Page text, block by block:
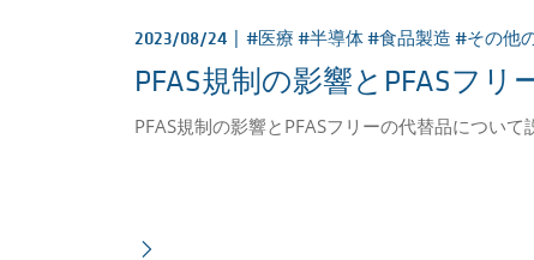
2023/08/24 | #医療 #半導体 #食品製造 #その他
PFAS規制の影響とPFASフ
PFAS規制の影響とPFASフリーの代替品について